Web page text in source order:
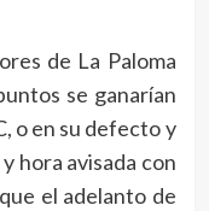
de La Paloma
se ganarían
o en su defecto y
hora avisada con
el adelanto de